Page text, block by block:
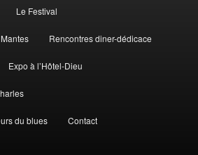
Le Festival
Rencontres diner-dédicace
Expo à l’Hôtel-Dieu
du blues Contact